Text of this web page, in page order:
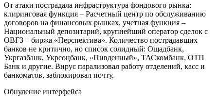
От атаки пострадала инфраструктура фондового рынка:
клиринговая функция – Расчетный центр по обслуживанию
договоров на финансовых рынках, учетная функция –
Национальный депозитарий, крупнейший оператор сделок с
ОВГЗ – биржа «Перспектива». Количество пострадавших
банков не критично, но список солидный: Ощадбанк,
Укргазбанк, Укрсоцбанк, «Пивденный», ТАСкомбанк, ОТП
Банк и другие. Вирус парализовал работу отделений, касс и
банкоматов, заблокировал почту.
Обнуление интерфейса